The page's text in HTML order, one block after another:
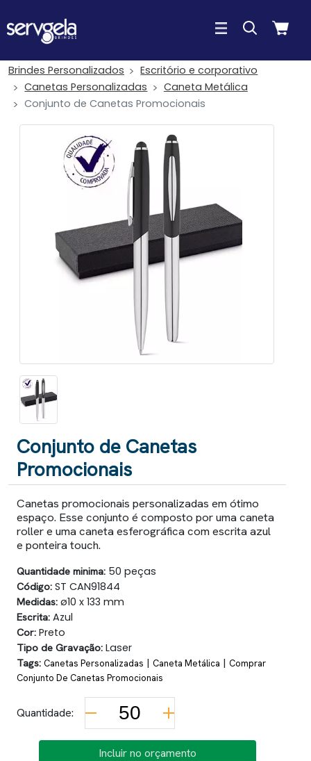
Brindes Personalizados
Escritório e corporativo
Canetas Personalizadas
Caneta Metálica
Conjunto de Canetas Promocionais
Conjunto de Canetas
Promocionais
Canetas promocionais personalizadas em ótimo
espaço. Esse conjunto é composto por uma caneta
roller e uma caneta esferográfica com escrita azul
e ponteira touch.
Quantidade minima: 50 peças
Código: ST CAN91844
Medidas: ø10 x 133 mm
Escrita: Azul
Cor: Preto
Tipo de Gravação: Laser
Tags: Canetas Personalizadas | Caneta Metálica | Comprar
Conjunto De Canetas Promocionais
Quantidade:
Incluir no orçamento